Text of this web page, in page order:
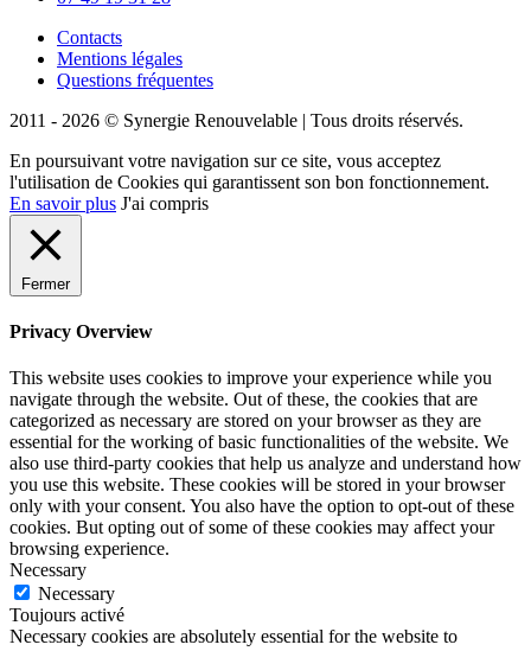
Contacts
Mentions légales
Questions fréquentes
2011 - 2026 © Synergie Renouvelable | Tous droits réservés.
En poursuivant votre navigation sur ce site, vous acceptez
l'utilisation de Cookies qui garantissent son bon fonctionnement.
En savoir plus J'ai compris
Fermer
Privacy Overview
This website uses cookies to improve your experience while you
navigate through the website. Out of these, the cookies that are
categorized as necessary are stored on your browser as they are
essential for the working of basic functionalities of the website. We
also use third-party cookies that help us analyze and understand how
you use this website. These cookies will be stored in your browser
only with your consent. You also have the option to opt-out of these
cookies. But opting out of some of these cookies may affect your
browsing experience.
Necessary
Necessary
Toujours activé
Necessary cookies are absolutely essential for the website to